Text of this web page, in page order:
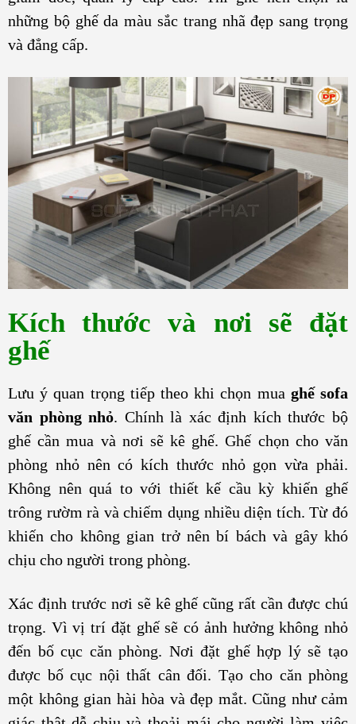
những bộ ghế da màu sắc trang nhã đẹp sang trọng
và đẳng cấp.
Kích thước và nơi sẽ đặt
ghế
Lưu ý quan trọng tiếp theo khi chọn mua ghế sofa
văn phòng nhỏ. Chính là xác định kích thước bộ
ghế cần mua và nơi sẽ kê ghế. Ghế chọn cho văn
phòng nhỏ nên có kích thước nhỏ gọn vừa phải.
Không nên quá to với thiết kế cầu kỳ khiến ghế
trông rườm rà và chiếm dụng nhiều diện tích. Từ đó
khiến cho không gian trở nên bí bách và gây khó
chịu cho người trong phòng.
Xác định trước nơi sẽ kê ghế cũng rất cần được chú
trọng. Vì vị trí đặt ghế sẽ có ảnh hưởng không nhỏ
đến bố cục căn phòng. Nơi đặt ghế hợp lý sẽ tạo
được bố cục nội thất cân đối. Tạo cho căn phòng
một không gian hài hòa và đẹp mắt. Cũng như cảm